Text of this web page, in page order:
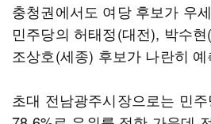
충청권에서도 여당 후보가 우
민주당의 허태정(대전), 박수
조상호(세종) 후보가 나란히
초대 전남광주시장으로는 민